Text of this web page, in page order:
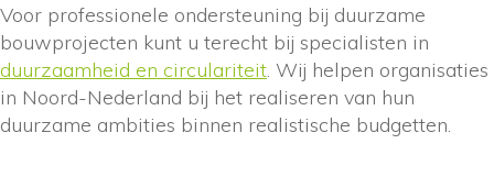
Voor professionele ondersteuning bij duurzame
bouwprojecten kunt u terecht bij specialisten in
duurzaamheid en circulariteit. Wij helpen organisaties
in Noord-Nederland bij het realiseren van hun
duurzame ambities binnen realistische budgetten.